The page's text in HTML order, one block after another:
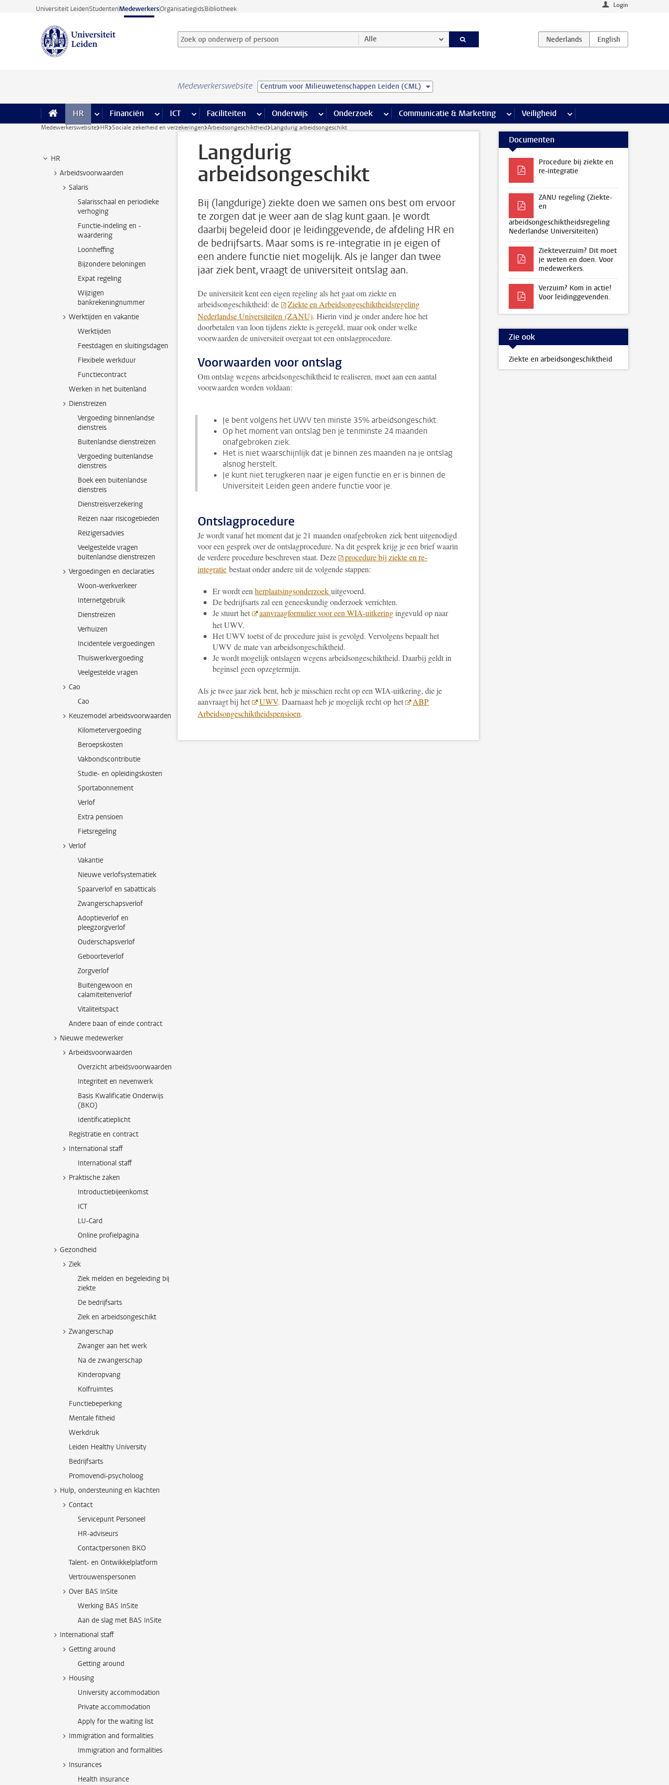
Ga direct naar de inhoud
Universiteit LeidenStudentenMedewerkersOrganisatiegidsBibliotheek Login
Zoek op onderwerp of persoon en selecteer categorie
Zoekterm Alle
Medewerkerswebsite Centrum voor Milieuwetenschappen Leiden (CML)
HR meer HR pagina’s
Financiën meer Financiën pagina’s
ICT meer ICT pagina’s
Faciliteiten meer Faciliteiten pagina’s
Onderwijs meer Onderwijs pagina’s
Onderzoek meer Onderzoek pagina’s
Communicatie & Marketing meer Communicatie & Marketing pagina’s
Veiligheid meer Veiligheid pagina’s
Medewerkerswebsite HR Sociale zekerheid en verzekeringen Arbeidsongeschiktheid Langdurig arbeidsongeschikt
HR
Arbeidsvoorwaarden
Salaris
Salarisschaal en periodieke
verhoging
Functie-indeling en -
waardering
Loonheffing
Bijzondere beloningen
Expat regeling
Wijzigen
bankrekeningnummer
Werktijden en vakantie
Werktijden
Feestdagen en sluitingsdagen
Flexibele werkduur
Functiecontract
Werken in het buitenland
Dienstreizen
Vergoeding binnenlandse
dienstreis
Buitenlandse dienstreizen
Vergoeding buitenlandse
dienstreis
Boek een buitenlandse
dienstreis
Dienstreisverzekering
Reizen naar risicogebieden
Reizigersadvies
Veelgestelde vragen
buitenlandse dienstreizen
Vergoedingen en declaraties
Woon-werkverkeer
Internetgebruik
Dienstreizen
Verhuizen
Incidentele vergoedingen
Thuiswerkvergoeding
Veelgestelde vragen
Cao
Cao
Keuzemodel arbeidsvoorwaarden
Kilometervergoeding
Beroepskosten
Vakbondscontributie
Studie- en opleidingskosten
Sportabonnement
Verlof
Extra pensioen
Fietsregeling
Verlof
Vakantie
Nieuwe verlofsystematiek
Spaarverlof en sabatticals
Zwangerschapsverlof
Adoptieverlof en
pleegzorgverlof
Ouderschapsverlof
Geboorteverlof
Zorgverlof
Buitengewoon en
calamiteitenverlof
Vitaliteitspact
Andere baan of einde contract
Nieuwe medewerker
Arbeidsvoorwaarden
Overzicht arbeidsvoorwaarden
Integriteit en nevenwerk
Basis Kwalificatie Onderwijs
(BKO)
Identificatieplicht
Registratie en contract
International staff
International staff
Praktische zaken
Introductiebijeenkomst
ICT
LU-Card
Online profielpagina
Gezondheid
Ziek
Ziek melden en begeleiding bij
ziekte
De bedrijfsarts
Ziek en arbeidsongeschikt
Zwangerschap
Zwanger aan het werk
Na de zwangerschap
Kinderopvang
Kolfruimtes
Functiebeperking
Mentale fitheid
Werkdruk
Leiden Healthy University
Bedrijfsarts
Promovendi-psycholoog
Hulp, ondersteuning en klachten
Contact
Servicepunt Personeel
HR-adviseurs
Contactpersonen BKO
Talent- en Ontwikkelplatform
Vertrouwenspersonen
Over BAS InSite
Werking BAS InSite
Aan de slag met BAS InSite
International staff
Getting around
Getting around
Housing
University accommodation
Private accommodation
Apply for the waiting list
Immigration and formalities
Immigration and formalities
Insurances
Health insurance
Langdurig
arbeidsongeschikt
Bij (langdurige) ziekte doen we samen ons best om ervoor
te zorgen dat je weer aan de slag kunt gaan. Je wordt
daarbij begeleid door je leidinggevende, de afdeling HR en
de bedrijfsarts. Maar soms is re-integratie in je eigen of
een andere functie niet mogelijk. Als je langer dan twee
jaar ziek bent, vraagt de universiteit ontslag aan.
De universiteit kent een eigen regeling als het gaat om ziekte en
arbeidsongeschiktheid: de
Ziekte en Arbeidsongeschiktheidsregeling
Nederlandse Universiteiten (ZANU). Hierin vind je onder andere hoe het
doorbetalen van loon tijdens ziekte is geregeld, maar ook onder welke
voorwaarden de universiteit overgaat tot een ontslagprocedure.
Voorwaarden voor ontslag
Om ontslag wegens arbeidsongeschiktheid te realiseren, moet aan een aantal
voorwaarden worden voldaan:
Je bent volgens het UWV ten minste 35% arbeidsongeschikt.
Op het moment van ontslag ben je tenminste 24 maanden
onafgebroken ziek.
Het is niet waarschijnlijk dat je binnen zes maanden na je ontslag
alsnog herstelt.
Je kunt niet terugkeren naar je eigen functie en er is binnen de
Universiteit Leiden geen andere functie voor je.
Ontslagprocedure
Je wordt vanaf het moment dat je 21 maanden onafgebroken ziek bent uitgenodigd
voor een gesprek over de ontslagprocedure. Na dit gesprek krijg je een brief waarin
de verdere procedure beschreven staat. Deze
procedure bij ziekte en re-
integratie bestaat onder andere uit de volgende stappen:
Er wordt een herplaatsingsonderzoek uitgevoerd.
De bedrijfsarts zal een geneeskundig onderzoek verrichten.
Je stuurt het
aanvraagformulier voor een WIA-uitkeringingevuld op naar
het UWV.
Het UWV toetst of de procedure juist is gevolgd. Vervolgens bepaalt het
UWV de mate van arbeidsongeschiktheid.
Je wordt mogelijk ontslagen wegens arbeidsongeschiktheid. Daarbij geldt in
beginsel geen opzegtermijn.
Als je twee jaar ziek bent, heb je misschien recht op een WIA-uitkering, die je
aanvraagt bij het
UWV. Daarnaast heb je mogelijk recht op het
ABP
Arbeidsongeschiktheidspensioen.
Documenten
Procedure bij ziekte en
re-integratie
ZANU regeling (Ziekte-
en
arbeidsongeschiktheidsregeling
Nederlandse Universiteiten)
Ziekteverzuim? Dit moet
je weten en doen. Voor
medewerkers.
Verzuim? Kom in actie!
Voor leidinggevenden.
Zie ook
Ziekte en arbeidsongeschiktheid